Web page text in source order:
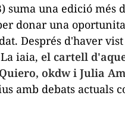
suma una edició més
donar una
Després d'haver
iaia, el cartell
Quiero, okdw i Julia
amb debats actuals